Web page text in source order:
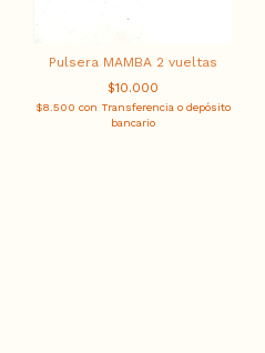
Pulsera MAMBA 2 vueltas
$10.000
$8.500 con Transferencia o depósito
bancario